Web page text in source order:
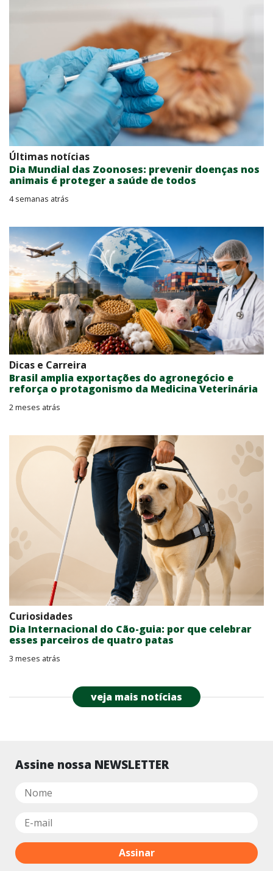
Últimas notícias
Dia Mundial das Zoonoses: prevenir doenças nos
animais é proteger a saúde de todos
4 semanas atrás
Dicas e Carreira
Brasil amplia exportações do agronegócio e
reforça o protagonismo da Medicina Veterinária
2 meses atrás
Curiosidades
Dia Internacional do Cão-guia: por que celebrar
esses parceiros de quatro patas
3 meses atrás
veja mais notícias
Assine nossa NEWSLETTER